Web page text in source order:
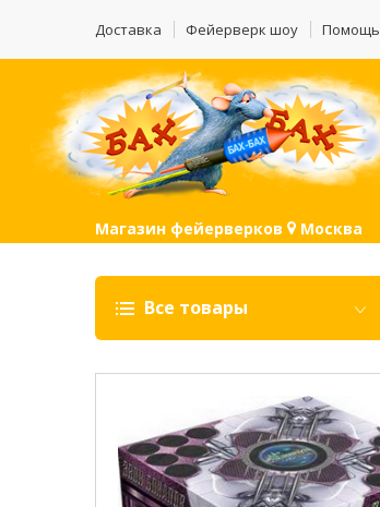
Доставка Фейерверк шоу Помощь
Магазин фейерверков Москва
Все товары